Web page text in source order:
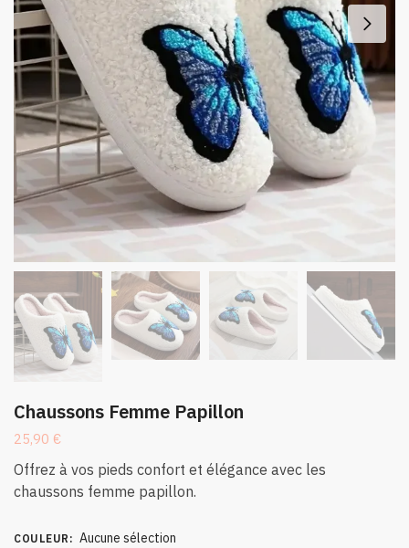
Chaussons Femme Papillon
25,90 €
Offrez à vos pieds confort et élégance avec les
chaussons femme papillon.
COULEUR : Aucune sélection